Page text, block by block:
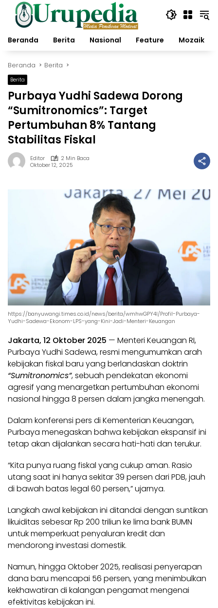
Langsung
konten
Beranda
Berita Nasional Feature Mozaik
Beranda Berita
Berita
Purbaya Yudhi Sadewa Dorong
“Sumitronomics”: Target
Pertumbuhan 8% Tantang
Stabilitas Fiskal
Editor
2 Min Baca
Oktober 12, 2025
https://banyuwangi.times.co.id/news/berita/wmhwGPY4l/Profil-Purbaya-
Yudhi-Sadewa-Ekonom-LPS-yang-Kini-Jadi-Menteri-Keuangan
Jakarta, 12 Oktober 2025 — Menteri Keuangan RI,
Purbaya Yudhi Sadewa, resmi mengumumkan arah
kebijakan fiskal baru yang berlandaskan doktrin
“Sumitronomics”, sebuah pendekatan ekonomi
agresif yang menargetkan pertumbuhan ekonomi
nasional hingga 8 persen dalam jangka menengah.
Dalam konferensi pers di Kementerian Keuangan,
Purbaya menegaskan bahwa kebijakan ekspansif ini
tetap akan dijalankan secara hati-hati dan terukur.
“Kita punya ruang fiskal yang cukup aman. Rasio
utang saat ini hanya sekitar 39 persen dari PDB, jauh
di bawah batas legal 60 persen,” ujarnya.
Langkah awal kebijakan ini ditandai dengan suntikan
likuiditas sebesar Rp 200 triliun ke lima bank BUMN
untuk memperkuat penyaluran kredit dan
mendorong investasi domestik.
Namun, hingga Oktober 2025, realisasi penyerapan
dana baru mencapai 56 persen, yang menimbulkan
kekhawatiran di kalangan pengamat mengenai
efektivitas kebijakan ini.